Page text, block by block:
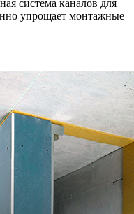
система каналов для
упрощает монтажные